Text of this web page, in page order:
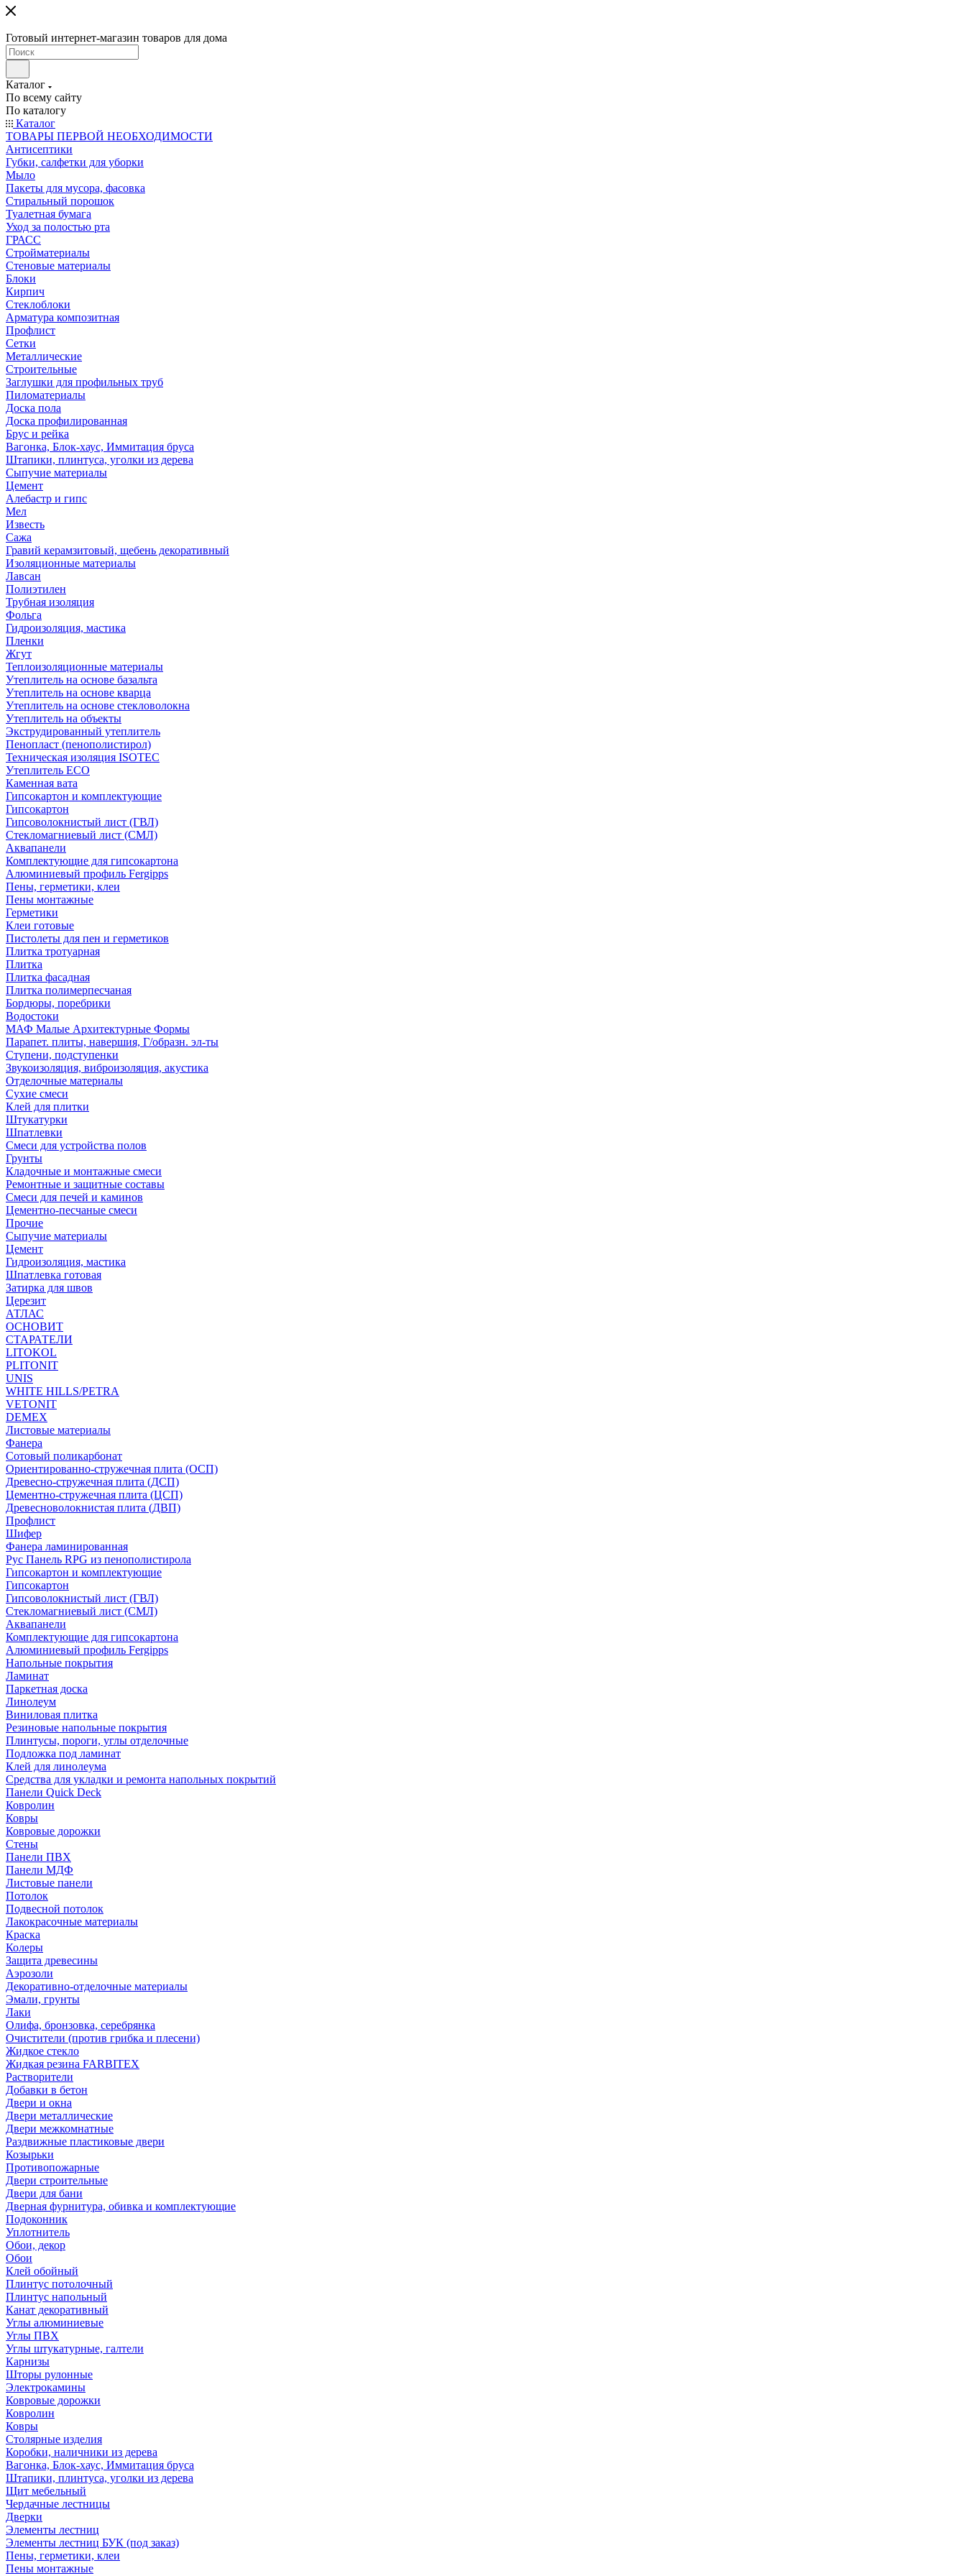
Готовый интернет-магазин товаров для дома
Каталог
По всему сайту
По каталогу
Каталог
ТОВАРЫ ПЕРВОЙ НЕОБХОДИМОСТИ
Антисептики
Губки, салфетки для уборки
Мыло
Пакеты для мусора, фасовка
Стиральный порошок
Туалетная бумага
Уход за полостью рта
ГРАСС
Стройматериалы
Стеновые материалы
Блоки
Кирпич
Стеклоблоки
Арматура композитная
Профлист
Сетки
Металлические
Строительные
Заглушки для профильных труб
Пиломатериалы
Доска пола
Доска профилированная
Брус и рейка
Вагонка, Блок-хаус, Иммитация бруса
Штапики, плинтуса, уголки из дерева
Сыпучие материалы
Цемент
Алебастр и гипс
Мел
Известь
Сажа
Гравий керамзитовый, щебень декоративный
Изоляционные материалы
Лавсан
Полиэтилен
Трубная изоляция
Фольга
Гидроизоляция, мастика
Пленки
Жгут
Теплоизоляционные материалы
Утеплитель на основе базальта
Утеплитель на основе кварца
Утеплитель на основе стекловолокна
Утеплитель на объекты
Экструдированный утеплитель
Пенопласт (пенополистирол)
Техническая изоляция ISOTEC
Утеплитель ECO
Каменная вата
Гипсокартон и комплектующие
Гипсокартон
Гипсоволокнистый лист (ГВЛ)
Стекломагниевый лист (СМЛ)
Аквапанели
Комплектующие для гипсокартона
Алюминиевый профиль Fergipps
Пены, герметики, клеи
Пены монтажные
Герметики
Клеи готовые
Пистолеты для пен и герметиков
Плитка тротуарная
Плитка
Плитка фасадная
Плитка полимерпесчаная
Бордюры, поребрики
Водостоки
МАФ Малые Архитектурные Формы
Парапет. плиты, навершия, Г/образн. эл-ты
Ступени, подступенки
Звукоизоляция, виброизоляция, акустика
Отделочные материалы
Сухие смеси
Клей для плитки
Штукатурки
Шпатлевки
Смеси для устройства полов
Грунты
Кладочные и монтажные смеси
Ремонтные и защитные составы
Смеси для печей и каминов
Цементно-песчаные смеси
Прочие
Сыпучие материалы
Цемент
Гидроизоляция, мастика
Шпатлевка готовая
Затирка для швов
Церезит
АТЛАС
ОСНОВИТ
СТАРАТЕЛИ
LITOKOL
PLITONIT
UNIS
WHITE HILLS/PETRA
VETONIT
DEMEX
Листовые материалы
Фанера
Сотовый поликарбонат
Ориентированно-стружечная плита (ОСП)
Древесно-стружечная плита (ДСП)
Цементно-стружечная плита (ЦСП)
Древесноволокнистая плита (ДВП)
Профлист
Шифер
Фанера ламинированная
Рус Панель RPG из пенополистирола
Гипсокартон и комплектующие
Гипсокартон
Гипсоволокнистый лист (ГВЛ)
Стекломагниевый лист (СМЛ)
Аквапанели
Комплектующие для гипсокартона
Алюминиевый профиль Fergipps
Напольные покрытия
Ламинат
Паркетная доска
Линолеум
Виниловая плитка
Резиновые напольные покрытия
Плинтусы, пороги, углы отделочные
Подложка под ламинат
Клей для линолеума
Средства для укладки и ремонта напольных покрытий
Панели Quick Deck
Ковролин
Ковры
Ковровые дорожки
Стены
Панели ПВХ
Панели МДФ
Листовые панели
Потолок
Подвесной потолок
Лакокрасочные материалы
Краска
Колеры
Защита древесины
Аэрозоли
Декоративно-отделочные материалы
Эмали, грунты
Лаки
Олифа, бронзовка, серебрянка
Очистители (против грибка и плесени)
Жидкое стекло
Жидкая резина FARBITEX
Растворители
Добавки в бетон
Двери и окна
Двери металлические
Двери межкомнатные
Раздвижные пластиковые двери
Козырьки
Противопожарные
Двери строительные
Двери для бани
Дверная фурнитура, обивка и комплектующие
Подоконник
Уплотнитель
Обои, декор
Обои
Клей обойный
Плинтус потолочный
Плинтус напольный
Канат декоративный
Углы алюминиевые
Углы ПВХ
Углы штукатурные, галтели
Карнизы
Шторы рулонные
Электрокамины
Ковровые дорожки
Ковролин
Ковры
Столярные изделия
Коробки, наличники из дерева
Вагонка, Блок-хаус, Иммитация бруса
Штапики, плинтуса, уголки из дерева
Щит мебельный
Чердачные лестницы
Дверки
Элементы лестниц
Элементы лестниц БУК (под заказ)
Пены, герметики, клеи
Пены монтажные